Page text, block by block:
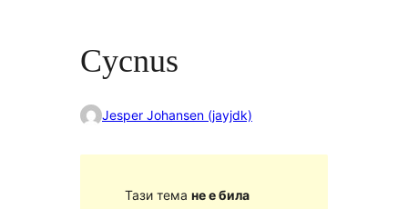
Cycnus
Jesper Johansen (jayjdk)
Тази тема не е била